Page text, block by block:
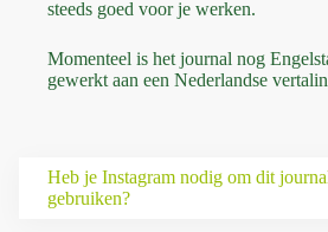
steeds goed voor je werken.
Momenteel is het journal nog
gewerkt aan een Nederlandse
Heb je Instagram nodig om dit
gebruiken?